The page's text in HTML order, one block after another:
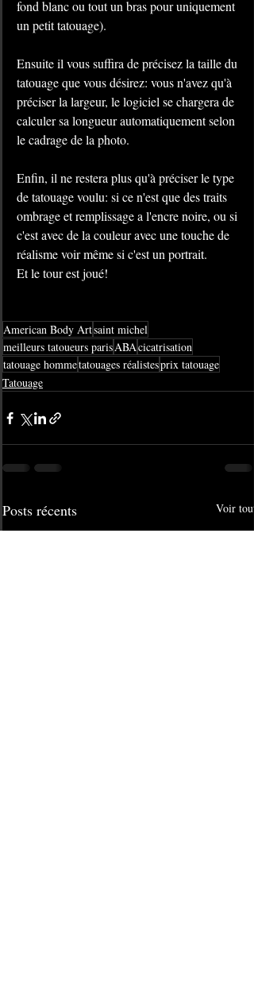
fond blanc ou tout un bras pour uniquement
un petit tatouage).
​Ensuite il vous suffira de précisez la taille du
tatouage que vous désirez: vous n'avez qu'à
préciser la largeur, le logiciel se chargera de
calculer sa longueur automatiquement selon
le cadrage de la photo.
Enfin, il ne restera plus qu'à préciser le type
de tatouage voulu: si ce n'est que des traits
ombrage et remplissage a l'encre noire, ou si
c'est avec de la couleur avec une touche de
réalisme voir même si c'est un portrait.
Et le tour est joué!
American Body Artsaint michel
meilleurs tatoueurs parisABAcicatrisation
tatouage hommetatouages réalistesprix tatouage
Tatouage
Posts récents Voir tout